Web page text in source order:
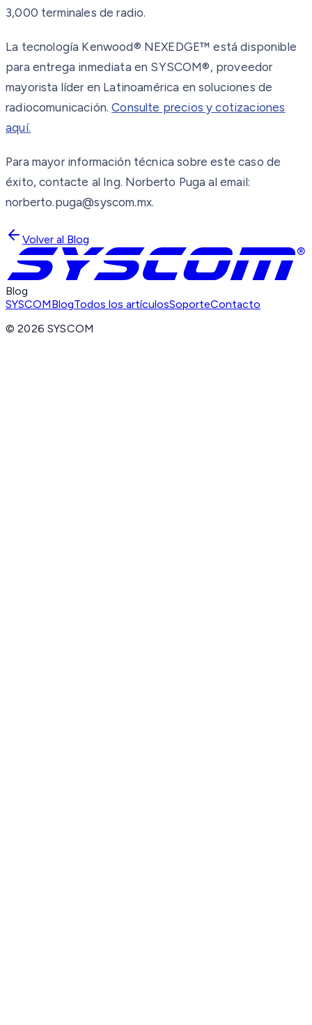
3,000 terminales de radio.
La tecnología Kenwood® NEXEDGE™ está disponible
para entrega inmediata en SYSCOM®, proveedor
mayorista líder en Latinoamérica en soluciones de
radiocomunicación.Consulte precios y cotizaciones
aquí.
Para mayor información técnica sobre este caso de
éxito, contacte al Ing. Norberto Puga al email:
norberto.puga@syscom.mx.
Volver al Blog
Blog
SYSCOMBlogTodos los artículosSoporteContacto
©2026 SYSCOM